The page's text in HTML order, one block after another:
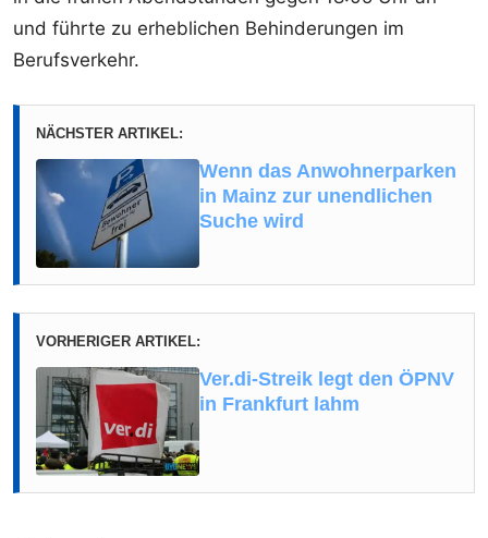
und führte zu erheblichen Behinderungen im
Berufsverkehr.
NÄCHSTER ARTIKEL:
Wenn das Anwohnerparken
in Mainz zur unendlichen
Suche wird
VORHERIGER ARTIKEL:
Ver.di-Streik legt den ÖPNV
in Frankfurt lahm